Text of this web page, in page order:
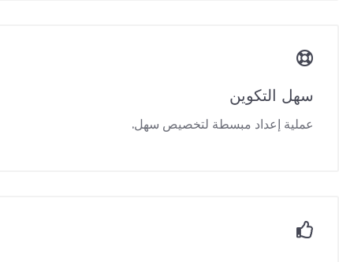
سهل التكوين
عملية إعداد مبسطة لتخصيص سهل.